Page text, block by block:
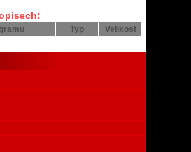
Typ Velikost